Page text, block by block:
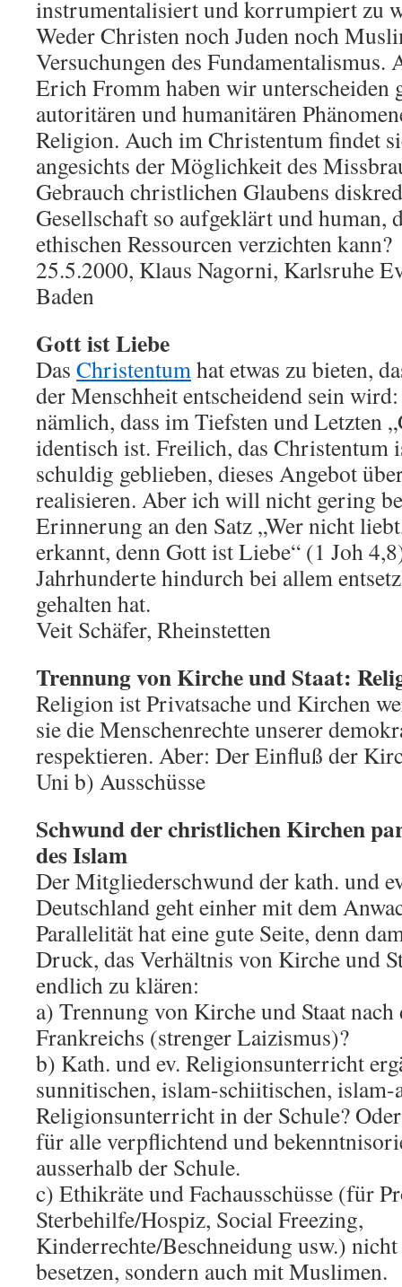
instrumentalisiert und korrumpiert zu
Weder Christen noch Juden noch
Versuchungen des Fundamentalismus.
Erich Fromm haben wir unterscheiden
autoritären und humanitären
Religion. Auch im Christentum findet
angesichts der Möglichkeit des
Gebrauch christlichen Glaubens
Gesellschaft so aufgeklärt und human,
ethischen Ressourcen verzichten kann?
25.5.2000, Klaus Nagorni, Karlsruhe
Baden
Gott ist Liebe
Das Christentumhat etwas zu bieten,
der Menschheit entscheidend sein
nämlich, dass im Tiefsten und Letzten
identisch ist. Freilich, das Christentum
schuldig geblieben, dieses Angebot
realisieren. Aber ich will nicht gering
Erinnerung an den Satz „Wer nicht
erkannt, denn Gott ist Liebe“ (1 Joh
Jahrhunderte hindurch bei allem
gehalten hat.
Veit Schäfer, Rheinstetten
Trennung von Kirche und Staat:
Religion ist Privatsache und Kirchen
sie die Menschenrechte unserer
respektieren. Aber: Der Einfluß der
Uni b) Ausschüsse
Schwund der christlichen Kirchen
des Islam
Der Mitgliederschwund der kath. und
Deutschland geht einher mit dem
Parallelität hat eine gute Seite, denn
Druck, das Verhältnis von Kirche und
endlich zu klären:
a) Trennung von Kirche und Staat
Frankreichs (strenger Laizismus)?
b) Kath. und ev. Religionsunterricht
sunnitischen, islam-schiitischen, islam-
Religionsunterricht in der Schule?
für alle verpflichtend und
ausserhalb der Schule.
c) Ethikräte und Fachausschüsse (für
Sterbehilfe/Hospiz, Social Freezing,
Kinderrechte/Beschneidung usw.)
besetzen, sondern auch mit Muslimen.